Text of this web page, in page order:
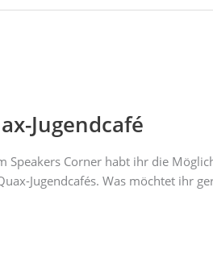
Jugendcafé
Speakers Corner habt ihr die
Jugendcafés. Was möchtet ihr